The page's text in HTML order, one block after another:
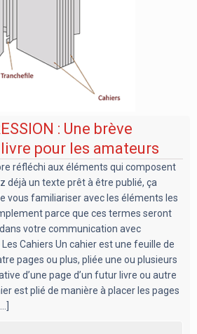
: Une brève
pour les amateurs
réfléchi aux éléments qui composent
déjà un texte prêt à être publié, ça
vous familiariser avec les éléments les
parce que ces termes seront
votre communication avec
Les Cahiers Un cahier est une feuille de
pages ou plus, pliée une ou plusieurs
d’une page d’un futur livre ou autre
est plié de manière à placer les pages